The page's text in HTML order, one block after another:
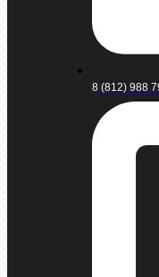
8 (812) 988